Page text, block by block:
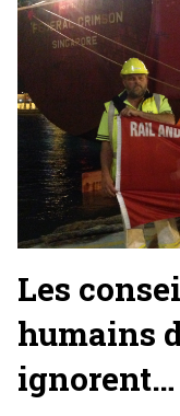
Les
humains